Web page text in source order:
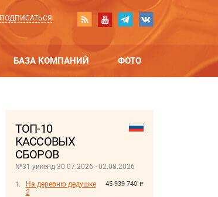
ПОДПИСАТЬСЯ
БАЗА КОМПАНИЙ ФОТО
ТОП-10
КАССОВЫХ
СБОРОВ
№31 уикенд 30.07.2026 - 02.08.2026
45 939 740 руб.
На деревню дедушке
2